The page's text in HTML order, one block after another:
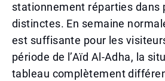
stationnement réparties dans
distinctes. En semaine
est suffisante pour les
période de l’Aïd Al-Adha, la
tableau complètement